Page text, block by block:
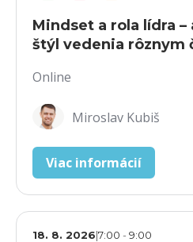
Mindset a rola lídra
štýl vedenia rôznym
Online
Miroslav Kubiš
Viac informácií
18. 8. 2026|7:00 - 9:00